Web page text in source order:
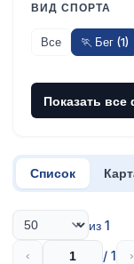
ВИД СПОРТА
Все 🏃 Бег (1)
Показать
Список
из 1
‹ / 1 ›